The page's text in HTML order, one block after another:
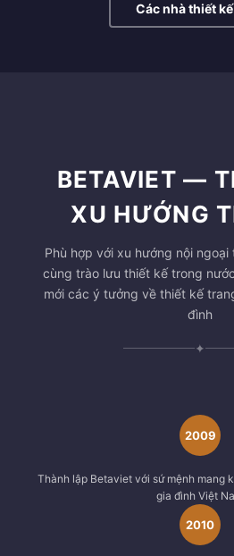
Các nhà thiết
BETAVIET —
XU HƯỚNG
Phù hợp với xu hướng nội
cùng trào lưu thiết kế trong
mới các ý tưởng về thiết kế
đình
✦
2009
Thành lập Betaviet với sứ mệnh mang
gia đình Việt
2010